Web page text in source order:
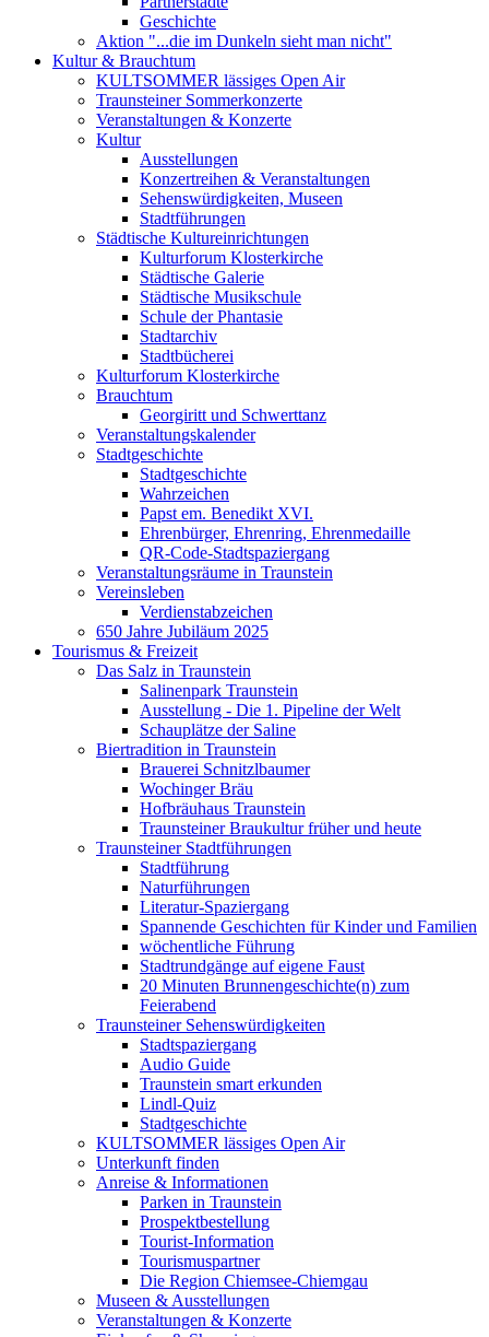
Geschichte
Aktion "...die im Dunkeln sieht man nicht"
Kultur & Brauchtum
KULTSOMMER lässiges Open Air
Traunsteiner Sommerkonzerte
Veranstaltungen & Konzerte
Kultur
Ausstellungen
Konzertreihen & Veranstaltungen
Sehenswürdigkeiten, Museen
Stadtführungen
Städtische Kultureinrichtungen
Kulturforum Klosterkirche
Städtische Galerie
Städtische Musikschule
Schule der Phantasie
Stadtarchiv
Stadtbücherei
Kulturforum Klosterkirche
Brauchtum
Georgiritt und Schwerttanz
Veranstaltungskalender
Stadtgeschichte
Stadtgeschichte
Wahrzeichen
Papst em. Benedikt XVI.
Ehrenbürger, Ehrenring, Ehrenmedaille
QR-Code-Stadtspaziergang
Veranstaltungsräume in Traunstein
Vereinsleben
Verdienstabzeichen
650 Jahre Jubiläum 2025
Tourismus & Freizeit
Das Salz in Traunstein
Salinenpark Traunstein
Ausstellung - Die 1. Pipeline der Welt
Schauplätze der Saline
Biertradition in Traunstein
Brauerei Schnitzlbaumer
Wochinger Bräu
Hofbräuhaus Traunstein
Traunsteiner Braukultur früher und heute
Traunsteiner Stadtführungen
Stadtführung
Naturführungen
Literatur-Spaziergang
Spannende Geschichten für Kinder und Familien
wöchentliche Führung
Stadtrundgänge auf eigene Faust
20 Minuten Brunnengeschichte(n) zum
Feierabend
Traunsteiner Sehenswürdigkeiten
Stadtspaziergang
Audio Guide
Traunstein smart erkunden
Lindl-Quiz
Stadtgeschichte
KULTSOMMER lässiges Open Air
Unterkunft finden
Anreise & Informationen
Parken in Traunstein
Prospektbestellung
Tourist-Information
Tourismuspartner
Die Region Chiemsee-Chiemgau
Museen & Ausstellungen
Veranstaltungen & Konzerte